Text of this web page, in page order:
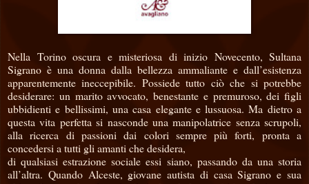
Nella Torino oscura e misteriosa di inizio Novecento, Sultana
Sigrano è una donna dalla bellezza ammaliante e dall’esistenza
apparentemente ineccepibile. Possiede tutto ciò che si potrebbe
desiderare: un marito avvocato, benestante e premuroso, dei figli
ubbidienti e bellissimi, una casa elegante e lussuosa. Ma dietro a
questa vita perfetta si nasconde una manipolatrice senza scrupoli,
alla ricerca di passioni dai colori sempre più forti, pronta a
concedersi a tutti gli amanti che desidera,
di qualsiasi estrazione sociale essi siano, passando da una storia
all’altra. Quando Alceste, giovane autista di casa Sigrano e sua